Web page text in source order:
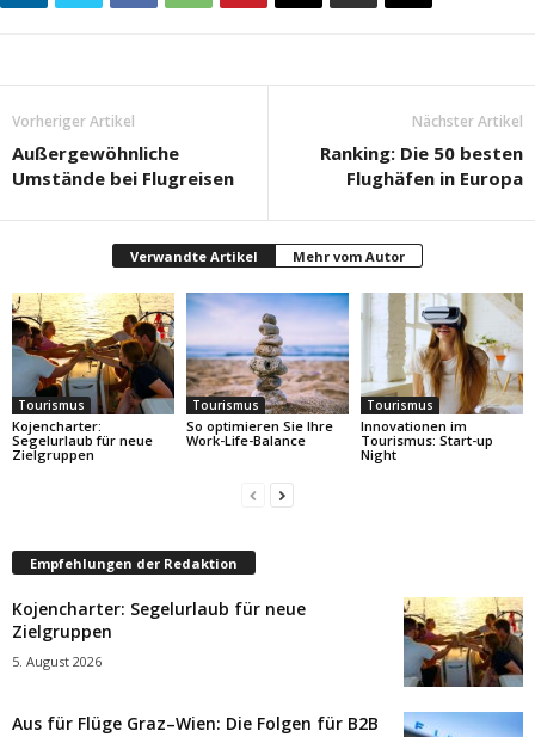
Vorheriger Artikel
Außergewöhnliche
Umstände bei Flugreisen
Nächster Artikel
Ranking: Die 50 besten
Flughäfen in Europa
Verwandte Artikel Mehr vom Autor
Tourismus
Kojencharter:
Segelurlaub für neue
Zielgruppen
Tourismus
So optimieren Sie Ihre
Work-Life-Balance
Tourismus
Innovationen im
Tourismus: Start-up
Night
Empfehlungen der Redaktion
Kojencharter: Segelurlaub für neue
Zielgruppen
5. August 2026
Aus für Flüge Graz–Wien: Die Folgen für B2B